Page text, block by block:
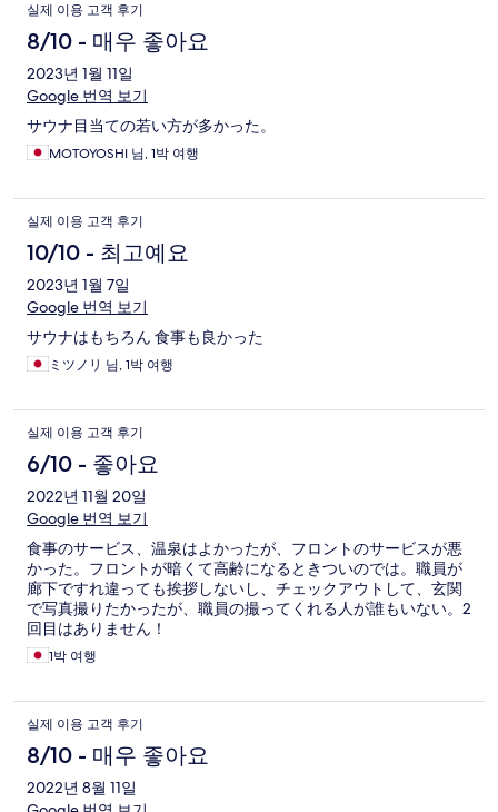
실제 이용 고객 후기
8/10 - 매우 좋아요
2023년 1월 11일
Google 번역 보기
サウナ目当ての若い方が多かった。
MOTOYOSHI 님, 1박 여행
실제 이용 고객 후기
10/10 - 최고예요
2023년 1월 7일
Google 번역 보기
サウナはもちろん 食事も良かった
ミツノリ 님, 1박 여행
실제 이용 고객 후기
6/10 - 좋아요
2022년 11월 20일
Google 번역 보기
食事のサービス、温泉はよかったが、フロントのサービスが悪
かった。フロントが暗くて高齢になるときついのでは。職員が
廊下ですれ違っても挨拶しないし、チェックアウトして、玄関
で写真撮りたかったが、職員の撮ってくれる人が誰もいない。2
回目はありません！
1박 여행
실제 이용 고객 후기
8/10 - 매우 좋아요
2022년 8월 11일